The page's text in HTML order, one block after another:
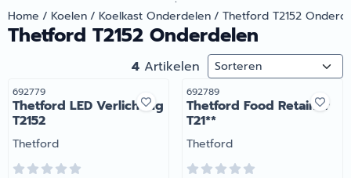
Home / Koelen/ Koelkast Onderdelen/ Thetford T2152
Thetford T2152 Onderdelen
4 Artikelen Sorteermethode
Artikelnummer
692779
Thetford LED Verlichting
T2152
Merk:
Thetford
Artikelnummer
692789
Thetford Food Retainer
T21**
Merk:
Thetford